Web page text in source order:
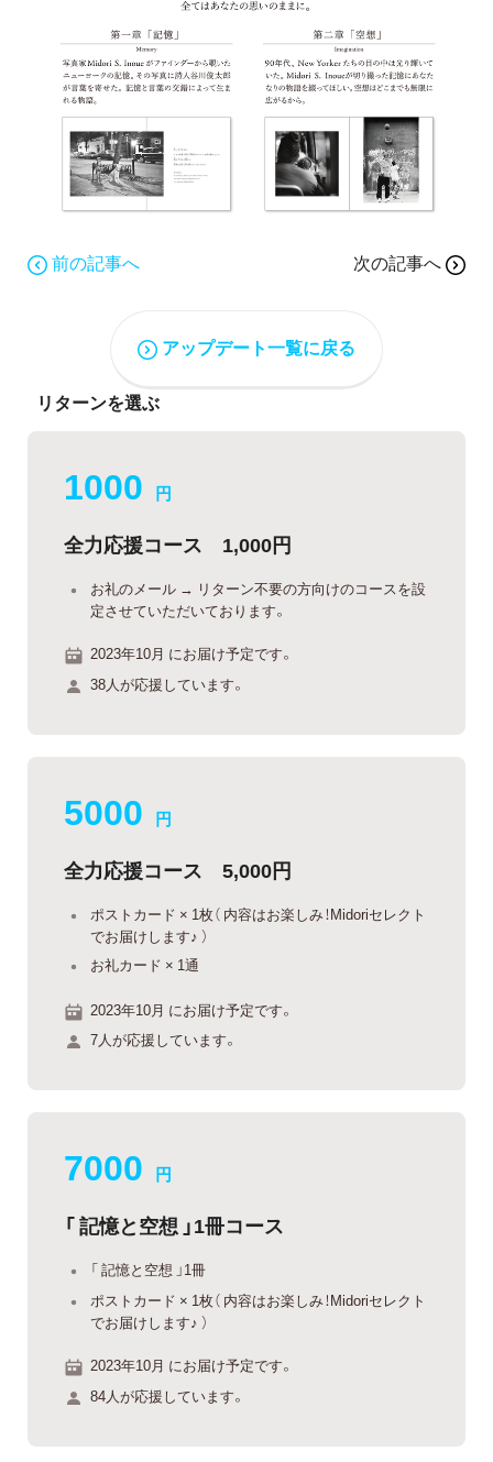
前の記事へ 次の記事へ
アップデート一覧に戻る
リターンを選ぶ
1000 円
全力応援コース 1,000円
お礼のメール → リターン不要の方向けのコースを設
定させていただいております。
2023年10月 にお届け予定です。
38人が応援しています。
5000 円
全力応援コース 5,000円
ポストカード × 1枚（ 内容はお楽しみ！Midoriセレクト
でお届けします♪ ）
お礼カード × 1通
2023年10月 にお届け予定です。
7人が応援しています。
7000 円
「 記憶と空想 」1冊コース
「 記憶と空想 」1冊
ポストカード × 1枚（ 内容はお楽しみ！Midoriセレクト
でお届けします♪ ）
2023年10月 にお届け予定です。
84人が応援しています。